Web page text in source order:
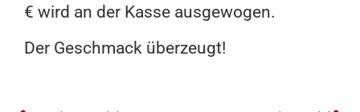
€ wird an der Kasse ausgewogen.
Der Geschmack überzeugt!